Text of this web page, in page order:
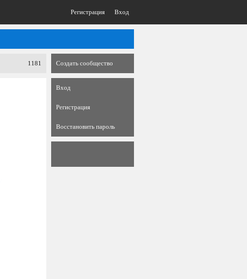
Регистрация Вход
1181 Создать сообщество
Вход
Регистрация
Восстановить пароль